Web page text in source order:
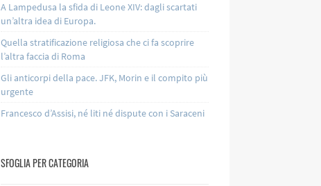
A Lampedusa la sfida di Leone XIV: dagli scartati
un’altra idea di Europa.
Quella stratificazione religiosa che ci fa scoprire
l’altra faccia di Roma
Gli anticorpi della pace. JFK, Morin e il compito più
urgente
Francesco d’Assisi, né liti né dispute con i Saraceni
SFOGLIA PER CATEGORIA